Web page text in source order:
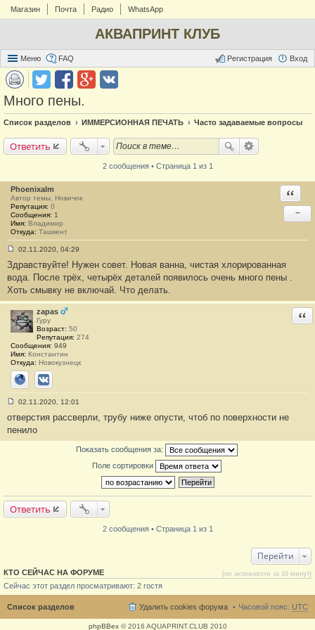
Магазин Почта Радио WhatsApp
АКВАПРИНТ КЛУБ
Меню FAQ Вход
Регистрация
Много пены.
Список разделов ИММЕРСИОННАЯ ПЕЧАТЬ Часто задаваемые вопросы
Ответить
2 сообщения • Страница 1 из 1
Phoenixalm
Автор темы, Новичок
Репутация: 0
Сообщения: 1
Имя: Владимир
Откуда: Ташкент
−
о
о
б
щ
н
и
е
#
02.11.2020, 04:29
Здравствуйте! Нужен совет. Новая ванна, чистая хлорированная
вода. После трёх, четырёх деталей появилось очень много пены .
Хоть смывку не включай. Что делать.
zapas
Гуру
Возраст: 50
Репутация: 274
Сообщения: 949
Имя: Константин
Откуда: Новокузнецк
СайтВКонтакте
о
б
щ
02.11.2020, 12:01
отверстия рассверли, трубу ниже опусти, чтоб по поверхности не
пенило
Показать сообщения за:
Поле сортировки
Ответить
2 сообщения • Страница 1 из 1
Перейти
КТО СЕЙЧАС НА ФОРУМЕ (по активности за 10 минут)
Сейчас этот раздел просматривают: 2 гостя
Список разделов Часовой пояс: UTC
Удалить cookies форума
phpBBex© 2016 AQUAPRINT.CLUB 2010